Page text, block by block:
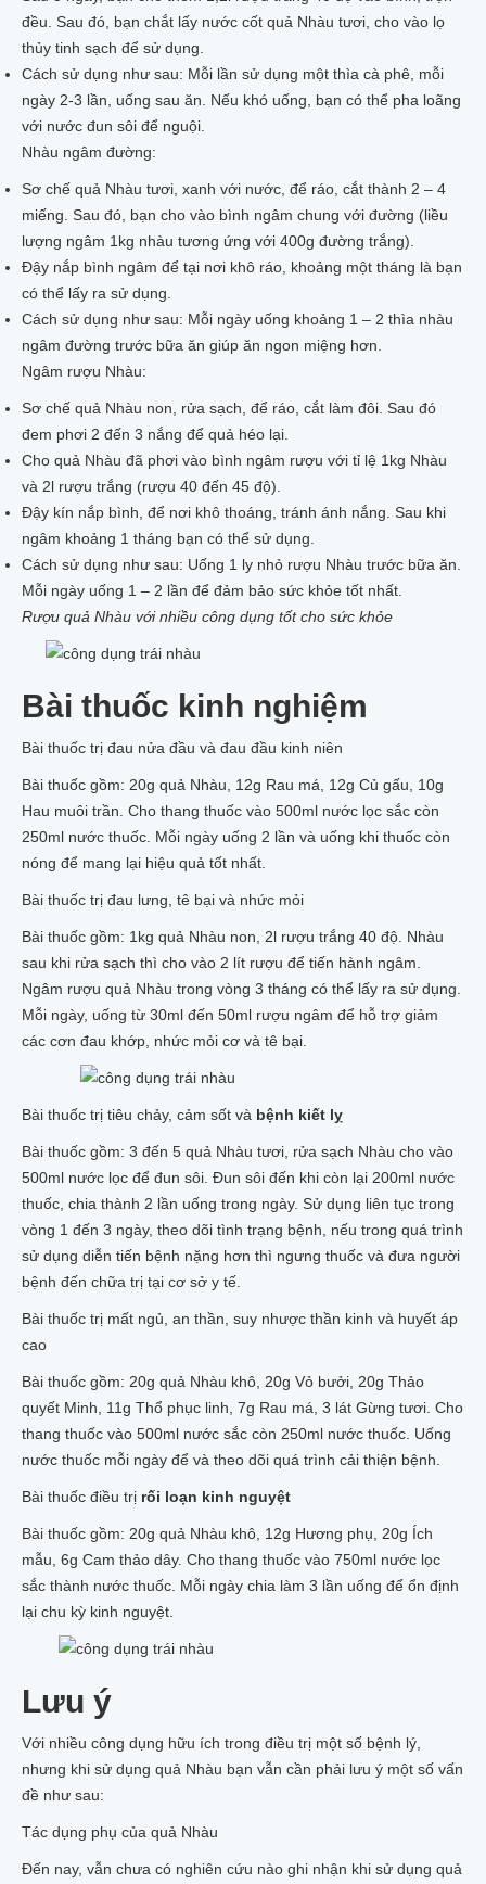
đều. Sau đó, bạn chắt lấy nước cốt quả Nhàu tươi, cho vào lọ
thủy tinh sạch để sử dụng.
Cách sử dụng như sau: Mỗi lần sử dụng một thìa cà phê, mỗi
ngày 2-3 lần, uống sau ăn. Nếu khó uống, bạn có thể pha loãng
với nước đun sôi để nguội.
Nhàu ngâm đường:
Sơ chế quả Nhàu tươi, xanh với nước, để ráo, cắt thành 2 – 4
miếng. Sau đó, bạn cho vào bình ngâm chung với đường (liều
lượng ngâm 1kg nhàu tương ứng với 400g đường trắng).
Đậy nắp bình ngâm để tại nơi khô ráo, khoảng một tháng là bạn
có thể lấy ra sử dụng.
Cách sử dụng như sau: Mỗi ngày uống khoảng 1 – 2 thìa nhàu
ngâm đường trước bữa ăn giúp ăn ngon miệng hơn.
Ngâm rượu Nhàu:
Sơ chế quả Nhàu non, rửa sạch, để ráo, cắt làm đôi. Sau đó
đem phơi 2 đến 3 nắng để quả héo lại.
Cho quả Nhàu đã phơi vào bình ngâm rượu với tỉ lệ 1kg Nhàu
và 2l rượu trắng (rượu 40 đến 45 độ).
Đậy kín nắp bình, để nơi khô thoáng, tránh ánh nắng. Sau khi
ngâm khoảng 1 tháng bạn có thể sử dụng.
Cách sử dụng như sau: Uống 1 ly nhỏ rượu Nhàu trước bữa ăn.
Mỗi ngày uống 1 – 2 lần để đảm bảo sức khỏe tốt nhất.
Rượu quả Nhàu với nhiều công dụng tốt cho sức khỏe
Bài thuốc kinh nghiệm
Bài thuốc trị đau nửa đầu và đau đầu kinh niên
Bài thuốc gồm: 20g quả Nhàu, 12g Rau má, 12g Củ gấu, 10g
Hau muôi trần. Cho thang thuốc vào 500ml nước lọc sắc còn
250ml nước thuốc. Mỗi ngày uống 2 lần và uống khi thuốc còn
nóng để mang lại hiệu quả tốt nhất.
Bài thuốc trị đau lưng, tê bại và nhức mỏi
Bài thuốc gồm: 1kg quả Nhàu non, 2l rượu trắng 40 độ. Nhàu
sau khi rửa sạch thì cho vào 2 lít rượu để tiến hành ngâm.
Ngâm rượu quả Nhàu trong vòng 3 tháng có thể lấy ra sử dụng.
Mỗi ngày, uống từ 30ml đến 50ml rượu ngâm để hỗ trợ giảm
các cơn đau khớp, nhức mỏi cơ và tê bại.
Bài thuốc trị tiêu chảy, cảm sốt và bệnh kiết lỵ
Bài thuốc gồm: 3 đến 5 quả Nhàu tươi, rửa sạch Nhàu cho vào
500ml nước lọc để đun sôi. Đun sôi đến khi còn lại 200ml nước
thuốc, chia thành 2 lần uống trong ngày. Sử dụng liên tục trong
vòng 1 đến 3 ngày, theo dõi tình trạng bệnh, nếu trong quá trình
sử dụng diễn tiến bệnh nặng hơn thì ngưng thuốc và đưa người
bệnh đến chữa trị tại cơ sở y tế.
Bài thuốc trị mất ngủ, an thần, suy nhược thần kinh và huyết áp
cao
Bài thuốc gồm: 20g quả Nhàu khô, 20g Vỏ bưởi, 20g Thảo
quyết Minh, 11g Thổ phục linh, 7g Rau má, 3 lát Gừng tươi. Cho
thang thuốc vào 500ml nước sắc còn 250ml nước thuốc. Uống
nước thuốc mỗi ngày để và theo dõi quá trình cải thiện bệnh.
Bài thuốc điều trị rối loạn kinh nguyệt
Bài thuốc gồm: 20g quả Nhàu khô, 12g Hương phụ, 20g Ích
mẫu, 6g Cam thảo dây. Cho thang thuốc vào 750ml nước lọc
sắc thành nước thuốc. Mỗi ngày chia làm 3 lần uống để ổn định
lại chu kỳ kinh nguyệt.
Lưu ý
Với nhiều công dụng hữu ích trong điều trị một số bệnh lý,
nhưng khi sử dụng quả Nhàu bạn vẫn cần phải lưu ý một số vấn
đề như sau:
Tác dụng phụ của quả Nhàu
Đến nay, vẫn chưa có nghiên cứu nào ghi nhận khi sử dụng quả